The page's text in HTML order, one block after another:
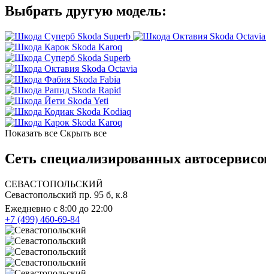
Выбрать другую модель:
Skoda Superb Skoda Octavia
Skoda Karoq
Skoda Superb
Skoda Octavia
Skoda Fabia
Skoda Rapid
Skoda Yeti
Skoda Kodiaq
Skoda Karoq
Показать все Скрыть все
Сеть специализированных
СЕВАСТОПОЛЬСКИЙ
Севастопольский пр. 95 б, к.8
Ежедневно с 8:00 до 22:00
+7 (499) 460-69-84